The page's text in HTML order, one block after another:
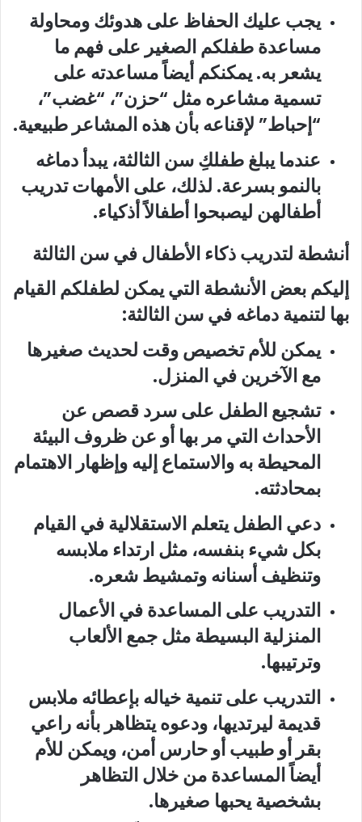
يجب عليك الحفاظ على هدوئك ومحاولة
مساعدة طفلكم الصغير على فهم ما
يشعر به. يمكنكم أيضاً مساعدته على
تسمية مشاعره مثل “حزن”، “غضب”،
“إحباط” لإقناعه بأن هذه المشاعر طبيعية.
عندما يبلغ طفلكِ سن الثالثة، يبدأ دماغه
بالنمو بسرعة. لذلك، على الأمهات تدريب
أطفالهن ليصبحوا أطفالاً أذكياء.
أنشطة لتدريب ذكاء الأطفال في سن الثالثة
إليكم بعض الأنشطة التي يمكن لطفلكم القيام
بها لتنمية دماغه في سن الثالثة:
يمكن للأم تخصيص وقت لحديث صغيرها
مع الآخرين في المنزل.
تشجيع الطفل على سرد قصص عن
الأحداث التي مر بها أو عن ظروف البيئة
المحيطة به والاستماع إليه وإظهار الاهتمام
بمحادثته.
دعي الطفل يتعلم الاستقلالية في القيام
بكل شيء بنفسه، مثل ارتداء ملابسه
وتنظيف أسنانه وتمشيط شعره.
التدريب على المساعدة في الأعمال
المنزلية البسيطة مثل جمع الألعاب
وترتيبها.
التدريب على تنمية خياله بإعطائه ملابس
قديمة ليرتديها، ودعوه يتظاهر بأنه راعي
بقر أو طبيب أو حارس أمن، ويمكن للأم
أيضاً المساعدة من خلال التظاهر
بشخصية يحبها صغيرها.